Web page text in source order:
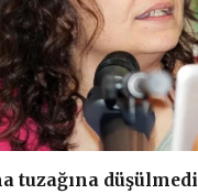
tuzağına düşülmedi